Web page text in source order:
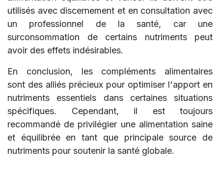
utilisés avec discernement et en consultation avec
un professionnel de la santé, car une
surconsommation de certains nutriments peut
avoir des effets indésirables.
En conclusion, les compléments alimentaires
sont des alliés précieux pour optimiser l'apport en
nutriments essentiels dans certaines situations
spécifiques. Cependant, il est toujours
recommandé de privilégier une alimentation saine
et équilibrée en tant que principale source de
nutriments pour soutenir la santé globale.